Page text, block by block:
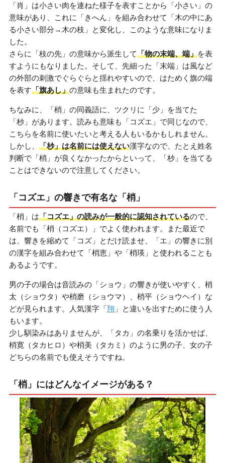
「肖」は小さい肉を連ねた様子を表すことから「小さい」の
意味があり、これに「きへん」を組み合わせて「木の中にあ
る小さい部分→木の枝」と変化し、このような意味になりま
した。
さらに「枝の先」の意味から派生して「物の末端、端」を表
すようにもなりました。そして、先細った「末端」は風など
の外部の刺激でぐらぐらと揺れやすいので、はためく旗の端
を表す「旗あし」の意味も生まれたのです。
ちなみに、「梢」の同義語に、ツクリに「少」を当てた
「杪」があります。読みも意味も「コズエ」で同じなので、
こちらを名前に使いたいと考える人もいるかもしれません。
しかし、 「杪」は名前には使えない漢字なので、たとえ姓名
判断で「梢」が良くなかったからといって、「杪」を当てる
ことはできないので注意してください。
「コズエ」の響きで有名な「梢」
「梢」は「コズエ」の読みが一般的に認知されているので、
名前でも「梢（コズエ）」でよく使われます。また最近で
は、響きを縮めて「コズ」とだけ読ませ、「エ」の響きに別
の漢字を組み合わせて「梢恵」や「梢瑛」と使われることも
あるようです。
男の子の場合は音読みの「ショウ」の響きが使いやすく、梢
太（ショウタ）や梢磨（ショウマ）、梢平（ショウヘイ）な
どが見られます。人気漢字「翔 」と違いを出すために使う人
もいます。
少し馴染みはありませんが、「タカ」の名乗りを活かせば、
梢寛（タカヒロ）や梢美（タカミ）のように男の子、女の子
どちらの名前でも使えそうですね。
「梢」にはどんなイメージがある？